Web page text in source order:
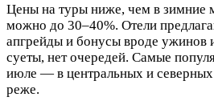
Цены на туры ниже, чем в зимние
можно до 30–40%. Отели
апгрейды и бонусы вроде
суеты, нет очередей. Самые
июле — в центральных и северных
реже.